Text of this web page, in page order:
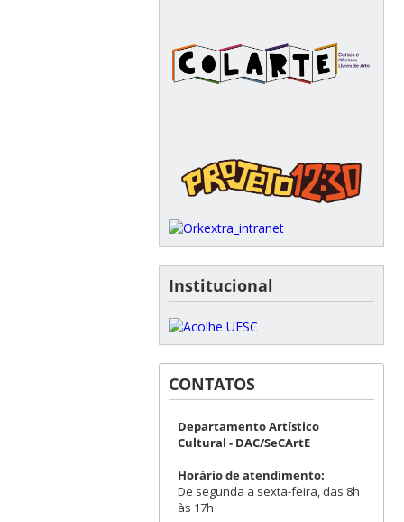
Institucional
CONTATOS
Departamento Artístico
Cultural - DAC/SeCArtE
Horário de atendimento:
De segunda a sexta-feira, das 8h
às 17h